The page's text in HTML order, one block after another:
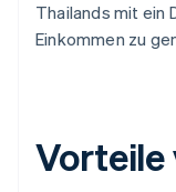
Thailands mit ein
Einkommen zu
Vorteile